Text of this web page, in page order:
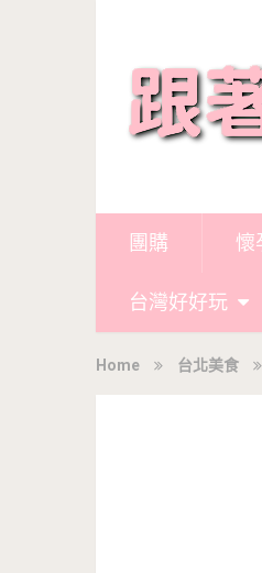
團購 懷
台灣好好玩
Home 台北美食